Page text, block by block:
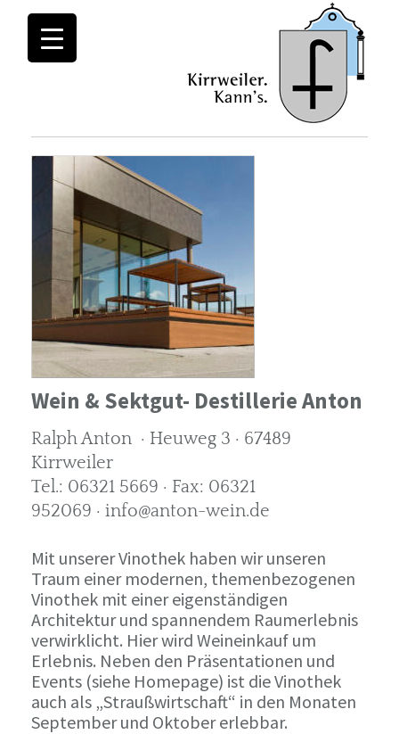
Wein & Sektgut- Destillerie Anton
Ralph Anton · Heuweg 3 · 67489
Kirrweiler
Tel.: 06321 5669 · Fax: 06321
952069 · info@anton-wein.de
Mit unserer Vinothek haben wir unseren
Traum einer modernen, themenbezogenen
Vinothek mit einer eigenständigen
Architektur und spannendem Raumerlebnis
verwirklicht. Hier wird Weineinkauf um
Erlebnis. Neben den Präsentationen und
Events (siehe Homepage) ist die Vinothek
auch als „Straußwirtschaft“ in den Monaten
September und Oktober erlebbar.